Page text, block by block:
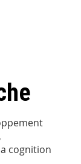
cognition